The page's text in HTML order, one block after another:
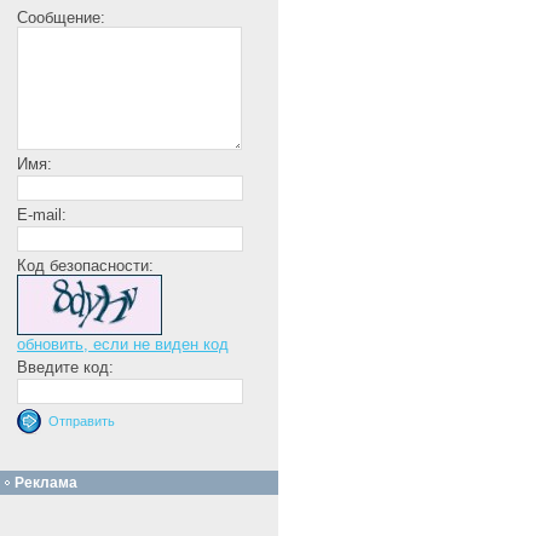
Сообщение:
Имя:
E-mail:
Код безопасности:
обновить, если не виден код
Введите код:
Реклама